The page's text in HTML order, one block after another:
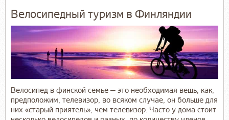
Велосипедный туризм в Финляндии
Велосипед в финской семье — это необходимая вещь, как,
предположим, телевизор, во всяком случае, он больше для
них «старый приятель», чем телевизор. Часто у дома стоит